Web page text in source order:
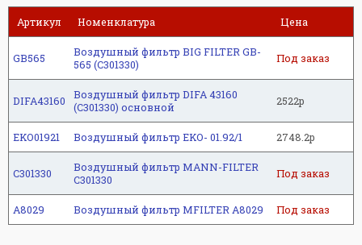
Артикул Номенклатура Цена
GB565
Воздушный фильтр BIG FILTER GB-
565 (C301330)
Под заказ
DIFA43160
Воздушный фильтр DIFA 43160
(C301330) основной
2522р
EKO01921 Воздушный фильтр EKO- 01.92/1 2748.2р
C301330
Воздушный фильтр MANN-FILTER
C301330
Под заказ
A8029 Воздушный фильтр MFILTER A8029 Под заказ